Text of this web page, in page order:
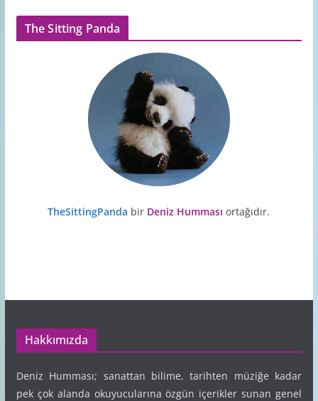
The Sitting Panda
TheSittingPanda bir Deniz Humması ortağıdır.
Hakkımızda
Deniz Humması; sanattan bilime, tarihten müziğe kadar
pek çok alanda okuyucularına özgün içerikler sunan genel